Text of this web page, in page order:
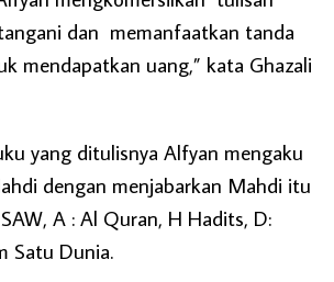
dan memanfaatkan tanda
mendapatkan uang,” kata Ghazali
yang ditulisnya Alfyan mengaku
dengan menjabarkan Mahdi itu
A : Al Quran, H Hadits, D:
Satu Dunia.